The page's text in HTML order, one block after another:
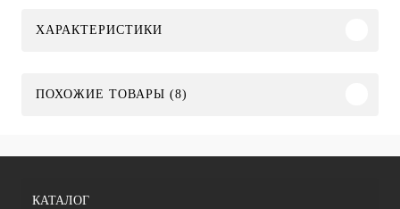
ХАРАКТЕРИСТИКИ
ПОХОЖИЕ ТОВАРЫ (8)
КАТАЛОГ